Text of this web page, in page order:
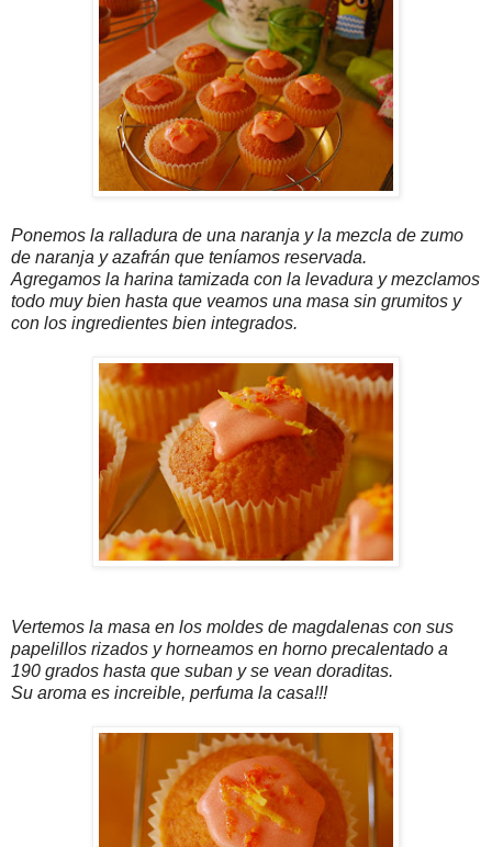
Ponemos la ralladura de una naranja y la mezcla de zumo
de naranja y azafrán que teníamos reservada.
Agregamos la harina tamizada con la levadura y mezclamos
todo muy bien hasta que veamos una masa sin grumitos y
con los ingredientes bien integrados.
Vertemos la masa en los moldes de magdalenas con sus
papelillos rizados y horneamos en horno precalentado a
190 grados hasta que suban y se vean doraditas.
Su aroma es increible, perfuma la casa!!!